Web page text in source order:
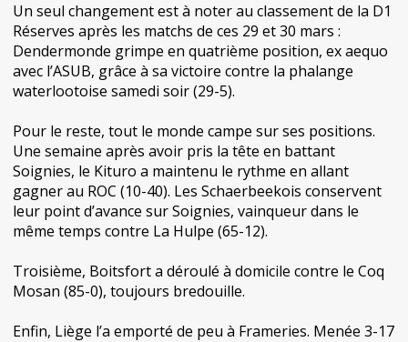
Un seul changement est à noter au classement de la D1
Réserves après les matchs de ces 29 et 30 mars :
Dendermonde grimpe en quatrième position, ex aequo
avec l’ASUB, grâce à sa victoire contre la phalange
waterlootoise samedi soir (29-5).
Pour le reste, tout le monde campe sur ses positions.
Une semaine après avoir pris la tête en battant
Soignies, le Kituro a maintenu le rythme en allant
gagner au ROC (10-40). Les Schaerbeekois conservent
leur point d’avance sur Soignies, vainqueur dans le
même temps contre La Hulpe (65-12).
Troisième, Boitsfort a déroulé à domicile contre le Coq
Mosan (85-0), toujours bredouille.
Enfin, Liège l’a emporté de peu à Frameries. Menée 3-17